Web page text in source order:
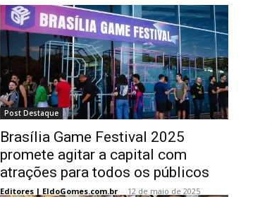
Post Destaque
Brasília Game Festival 2025
promete agitar a capital com
atrações para todos os públicos
Editores | EldoGomes.com.br - 12 de maio de 2025